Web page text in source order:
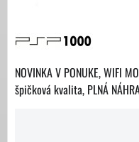
NOVINKA V PONUKE, WIFI
špičková kvalita, PLNÁ